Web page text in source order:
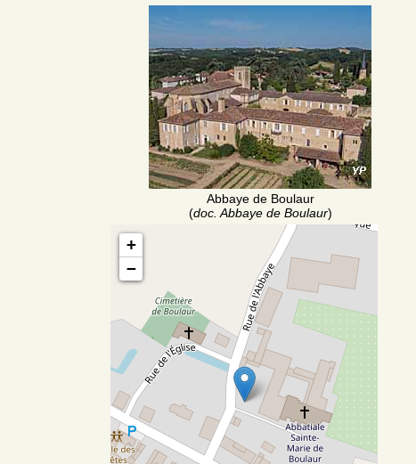
Abbaye de Boulaur
(doc. Abbaye de Boulaur)
+
−